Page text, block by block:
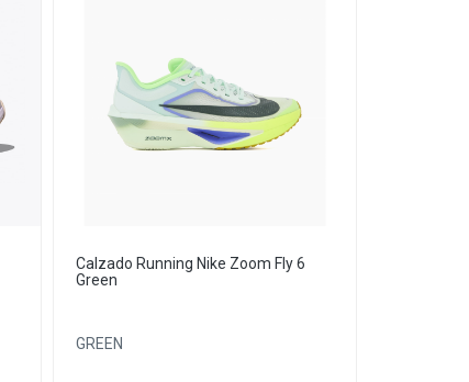
Calzado Running Nike Zoom Fly 6
Green
GREEN